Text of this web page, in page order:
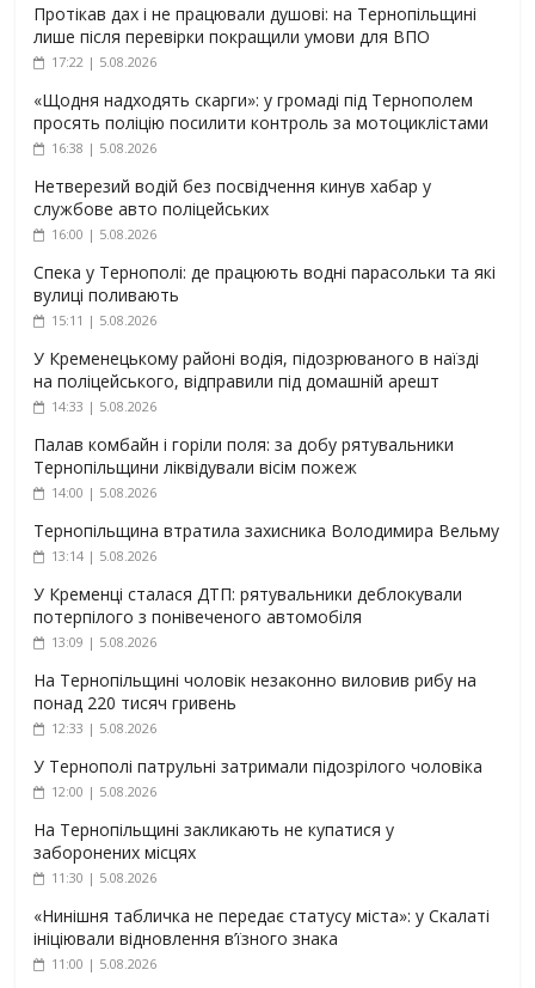
Протікав дах і не працювали душові: на Тернопільщині
лише після перевірки покращили умови для ВПО
17:22 | 5.08.2026
«Щодня надходять скарги»: у громаді під Тернополем
просять поліцію посилити контроль за мотоциклістами
16:38 | 5.08.2026
Нетверезий водій без посвідчення кинув хабар у
службове авто поліцейських
16:00 | 5.08.2026
Спека у Тернополі: де працюють водні парасольки та які
вулиці поливають
15:11 | 5.08.2026
У Кременецькому районі водія, підозрюваного в наїзді
на поліцейського, відправили під домашній арешт
14:33 | 5.08.2026
Палав комбайн і горіли поля: за добу рятувальники
Тернопільщини ліквідували вісім пожеж
14:00 | 5.08.2026
Тернопільщина втратила захисника Володимира Вельму
13:14 | 5.08.2026
У Кременці сталася ДТП: рятувальники деблокували
потерпілого з понівеченого автомобіля
13:09 | 5.08.2026
На Тернопільщині чоловік незаконно виловив рибу на
понад 220 тисяч гривень
12:33 | 5.08.2026
У Тернополі патрульні затримали підозрілого чоловіка
12:00 | 5.08.2026
На Тернопільщині закликають не купатися у
заборонених місцях
11:30 | 5.08.2026
«Нинішня табличка не передає статусу міста»: у Скалаті
ініціювали відновлення в’їзного знака
11:00 | 5.08.2026